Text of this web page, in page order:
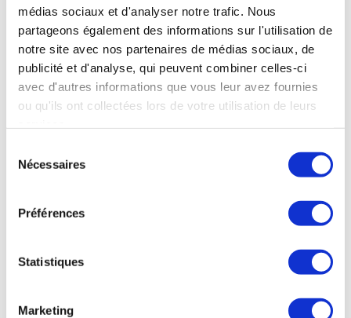
médias sociaux et d'analyser notre trafic. Nous
partageons également des informations sur l'utilisation de
notre site avec nos partenaires de médias sociaux, de
publicité et d'analyse, qui peuvent combiner celles-ci
avec d'autres informations que vous leur avez fournies
ou qu'ils ont collectées lors de votre utilisation de leurs
Nécessaires
Préférences
Statistiques
Marketing
OÙ NOUS TROUVER